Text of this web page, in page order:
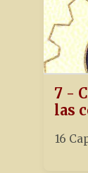
7 -
las
16